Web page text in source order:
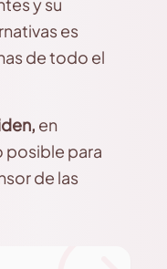
es
de todo el
en
posible para
de las